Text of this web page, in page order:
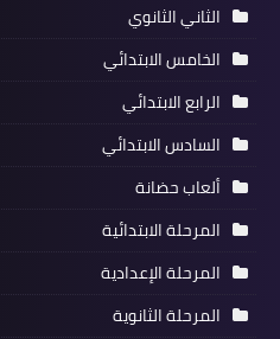
الثاني الثانوي
الخامس الابتدائي
الرابع الابتدائي
السادس الابتدائي
ألعاب حضانة
المرحلة الابتدائية
المرحلة الإعدادية
المرحلة الثانوية